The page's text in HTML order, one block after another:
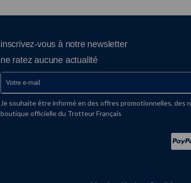
inscrivez-vous à notre newsletter
ne ratez aucune actualité
Je souhaite être informé en des offres promotionnelles, des
boutique officielle du Trotteur Français